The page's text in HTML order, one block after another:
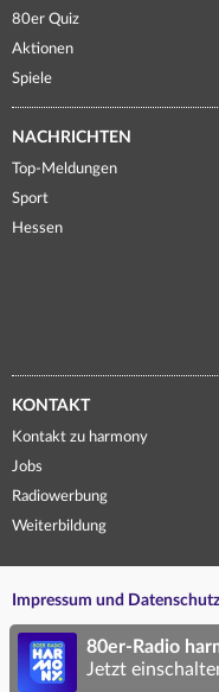
80er Quiz
Aktionen
Spiele
NACHRICHTEN
Top-Meldungen
Sport
Hessen
KONTAKT
Kontakt zu harmony
Jobs
Radiowerbung
Weiterbildung
Impressum und Datenschutz
80er-Radio
Jetzt